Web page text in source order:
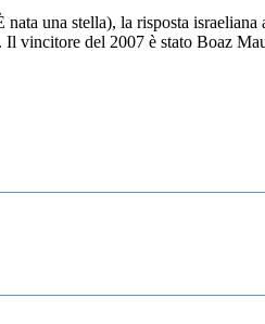
una stella), la risposta
vincitore del 2007 è stato Boaz